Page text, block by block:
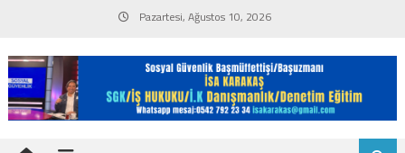
content
Pazartesi, Ağustos 10, 2026